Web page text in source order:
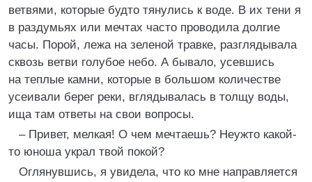
ветвями, которые будто тянулись к воде. В их тени я
в раздумьях или мечтах часто проводила долгие
часы. Порой, лежа на зеленой травке, разглядывала
сквозь ветви голубое небо. А бывало, усевшись
на теплые камни, которые в большом количестве
усеивали берег реки, вглядывалась в толщу воды,
ища там ответы на свои вопросы.
– Привет, мелкая! О чем мечтаешь? Неужто какой-
то юноша украл твой покой?
Оглянувшись, я увидела, что ко мне направляется